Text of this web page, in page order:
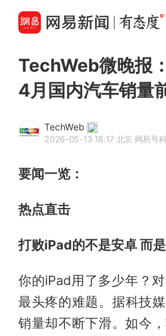
TechWeb微晚报
4月国内汽车销量
TechWeb
2026-05-13 18:17·北京·网易号
要闻一览：
热点直击
打败iPad的不是安卓 而
你的iPad用了多少年？
最头疼的难题。据科技
销量却不断下滑。如今